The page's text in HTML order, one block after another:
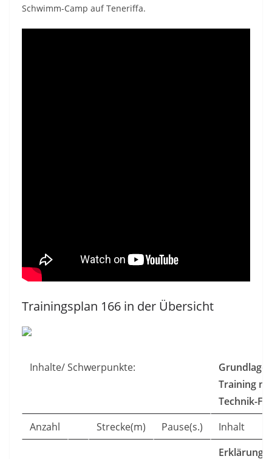
Schwimm-Camp auf Teneriffa.
Trainingsplan 166 in der Übersicht
Inhalte/ Schwerpunkte:
Training
Technik-
Anzahl
Strecke(m) Pause(s.)
Inhalt